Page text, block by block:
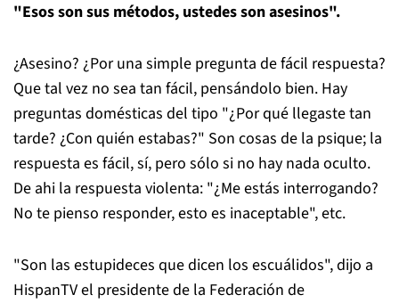
"Esos son sus métodos, ustedes son asesinos".
¿Asesino? ¿Por una simple pregunta de fácil respuesta?
Que tal vez no sea tan fácil, pensándolo bien. Hay
preguntas domésticas del tipo "¿Por qué llegaste tan
tarde? ¿Con quién estabas?" Son cosas de la psique; la
respuesta es fácil, sí, pero sólo si no hay nada oculto.
De ahi la respuesta violenta: "¿Me estás interrogando?
No te pienso responder, esto es inaceptable", etc.
"Son las estupideces que dicen los escuálidos", dijo a
HispanTV el presidente de la Federación de